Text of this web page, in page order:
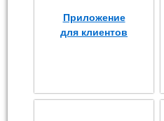
Приложение
для клиентов